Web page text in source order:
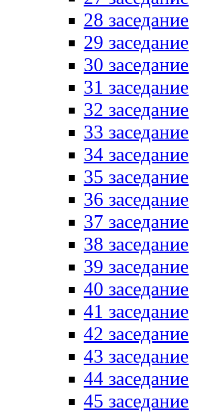
28 заседание
29 заседание
30 заседание
31 заседание
32 заседание
33 заседание
34 заседание
35 заседание
36 заседание
37 заседание
38 заседание
39 заседание
40 заседание
41 заседание
42 заседание
43 заседание
44 заседание
45 заседание